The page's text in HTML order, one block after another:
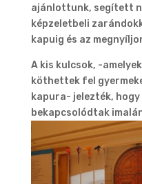
ajánlottunk, segített
képzeletbeli
kapuig és az
A kis kulcsok, -
köthettek fel
kapura- jelezték, hogy
bekapcsolódtak